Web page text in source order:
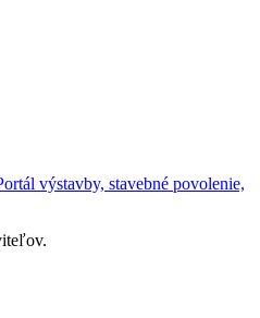
výstavby, stavebné povolenie,